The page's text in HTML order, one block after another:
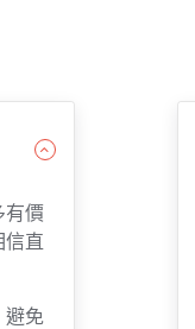
有價
信直
避免